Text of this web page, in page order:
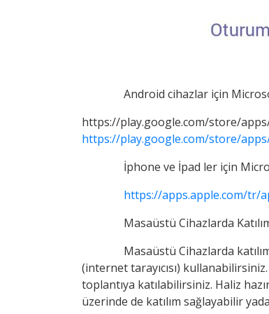
Android cihazlar için
https://play.google.com/store/
https://play.google.com/store/
İphone ve İpad ler için
https://apps.apple.com/tr/
Masaüstü Cihazlarda
Masaüstü Cihazlarda
(internet tarayıcısı)
toplantıya katılabilirsiniz. Haliz
üzerinde de katılım sağlayabilir